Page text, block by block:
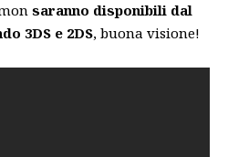
saranno disponibili dal
3DS e 2DS, buona visione!